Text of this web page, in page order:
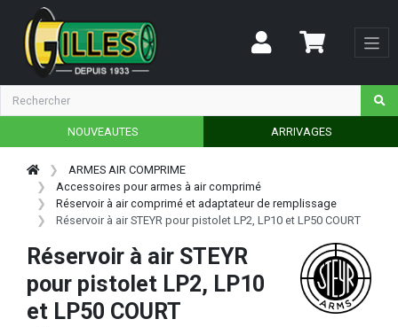
NOUVEAUTES ARRIVAGES
ARMES AIR COMPRIME
Accessoires pour armes à air comprimé
Réservoir à air comprimé et adaptateur de remplissage
Réservoir à air STEYR pour pistolet LP2, LP10 et LP50 COURT
Réservoir à air STEYR
pour pistolet LP2, LP10
et LP50 COURT